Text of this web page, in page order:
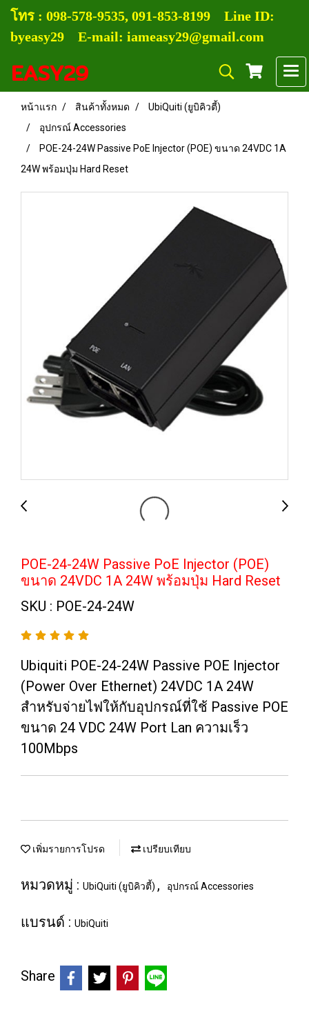
โทร : 098-578-9535, 091-853-8199 Line ID:
byeasy29 E-mail: iameasy29@gmail.com
EASY29
หน้าแรก สินค้าทั้งหมด
UbiQuiti (ยูบิคิวตี้)
อุปกรณ์ Accessories
POE-24-24W Passive PoE Injector (POE) ขนาด 24VDC 1A
24W พร้อมปุ่ม Hard Reset
POE-24-24W Passive PoE Injector (POE)
ขนาด 24VDC 1A 24W พร้อมปุ่ม Hard Reset
SKU : POE-24-24W
Ubiquiti POE-24-24W Passive POE Injector
(Power Over Ethernet) 24VDC 1A 24W
สำหรับจ่ายไฟให้กับอุปกรณ์ที่ใช้ Passive POE
ขนาด 24 VDC 24W Port Lan ความเร็ว
100Mbps
เพิ่มรายการโปรด เปรียบเทียบ
หมวดหมู่ : UbiQuiti (ยูบิคิวตี้) , อุปกรณ์ Accessories
แบรนด์ : UbiQuiti
Share